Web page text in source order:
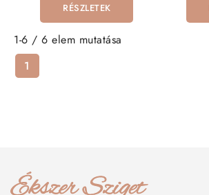
RÉSZLETEK
1-6 / 6 elem mutatása
1